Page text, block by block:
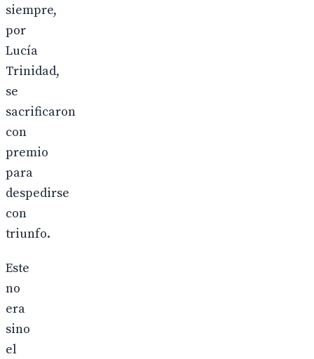
siempre,
por
Lucía
Trinidad,
se
sacrificaron
con
premio
para
despedirse
con
triunfo.
Este
no
era
sino
el